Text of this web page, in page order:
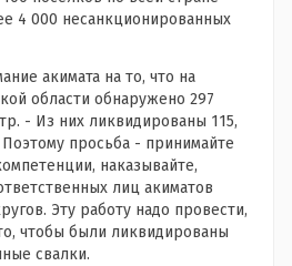
4 000 несанкционированных
акимата на то, что на
области обнаружено 297
- Из них ликвидированы 115,
просьба - принимайте
наказывайте,
лиц акиматов
Эту работу надо провести,
чтобы были ликвидированы
свалки.